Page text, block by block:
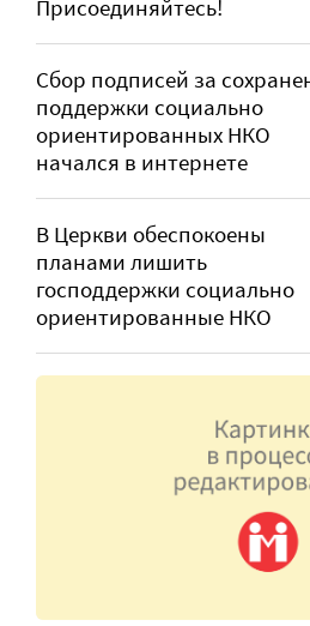
Присоединяйтесь!
Сбор подписей за
поддержки социально
ориентированных НКО
начался в интернете
В Церкви обеспокоены
планами лишить
господдержки социально
ориентированные НКО